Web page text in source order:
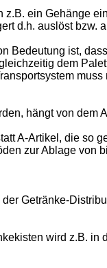
ein Gehänge
d.h. auslöst bzw.
Bedeutung ist,
dem
hängt von dem
A-Artikel, die so
zur Ablage von
Getränke-
wird z.B. in